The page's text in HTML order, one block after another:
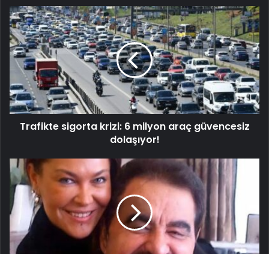
Trafikte sigorta krizi: 6 milyon araç güvencesiz
dolaşıyor!